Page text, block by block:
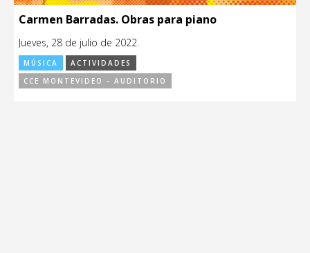
Carmen Barradas. Obras para piano
Jueves, 28 de julio de 2022.
MÚSICA
ACTIVIDADES
CCE MONTEVIDEO - AUDITORIO